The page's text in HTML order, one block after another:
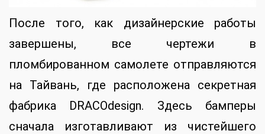
После того, как дизайнерские работы
завершены, все чертежи в
пломбированном самолете отправляются
на Тайвань, где расположена секретная
фабрика DRACOdesign. Здесь бамперы
сначала изготавливают из чистейшего